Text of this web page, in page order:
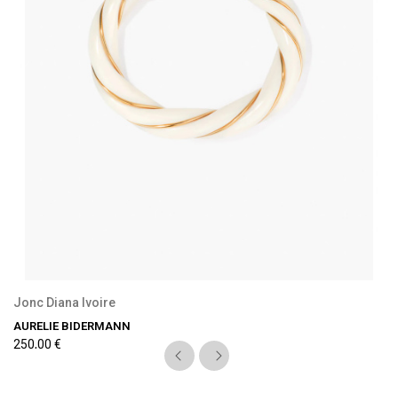
Jonc Diana Ivoire
AURELIE BIDERMANN
250,00 €